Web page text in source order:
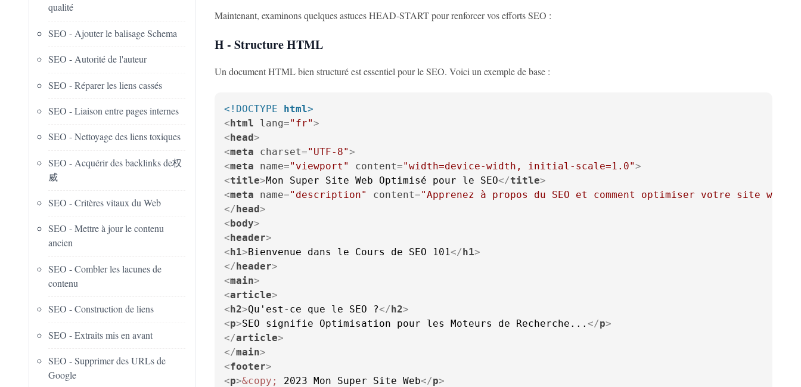
qualité
SEO - Ajouter le balisage Schema
SEO - Autorité de l'auteur
SEO - Réparer les liens cassés
SEO - Liaison entre pages internes
SEO - Nettoyage des liens toxiques
SEO - Acquérir des backlinks de权
威
SEO - Critères vitaux du Web
SEO - Mettre à jour le contenu
ancien
SEO - Combler les lacunes de
contenu
SEO - Construction de liens
SEO - Extraits mis en avant
SEO - Supprimer des URLs de
Google
Maintenant, examinons quelques astuces HEAD-START pour renforcer vos efforts SEO :
H - Structure HTML
Un document HTML bien structuré est essentiel pour le SEO. Voici un exemple de base :
<!DOCTYPE html>
<html lang="fr">
<head>
<meta charset="UTF-8">
<meta name="viewport" content="width=device-width, initial-scale=1.0">
<title>Mon Super Site Web Optimisé pour le SEO</title>
<meta name="description" content="Apprenez à propos du SEO et comment optimiser votre site web"
</head>
<body>
<header>
<h1>Bienvenue dans le Cours de SEO 101</h1>
</header>
<main>
<article>
<h2>Qu'est-ce que le SEO ?</h2>
<p>SEO signifie Optimisation pour les Moteurs de Recherche... </p>
</article>
</main>
<footer>
<p>&copy; 2023 Mon Super Site Web</p>